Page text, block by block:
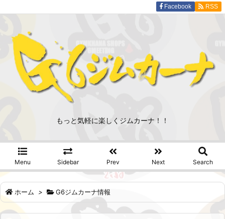
もっと気軽に楽しくジムカーナ！！
Menu Sidebar Prev Next Search
Facebook RSS
ホーム > G6ジムカーナ情報